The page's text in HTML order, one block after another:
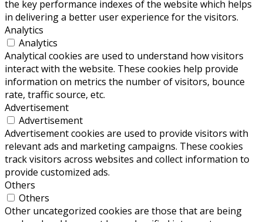
the key performance indexes of the website which helps
in delivering a better user experience for the visitors.
Analytics
Analytics
Analytical cookies are used to understand how visitors
interact with the website. These cookies help provide
information on metrics the number of visitors, bounce
rate, traffic source, etc.
Advertisement
Advertisement
Advertisement cookies are used to provide visitors with
relevant ads and marketing campaigns. These cookies
track visitors across websites and collect information to
provide customized ads.
Others
Others
Other uncategorized cookies are those that are being